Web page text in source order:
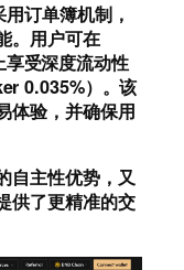
订单簿机制，
。用户可在
受深度流动性
0.035%）。该
体验，并确保用
自主性优势，又
供了更精准的交